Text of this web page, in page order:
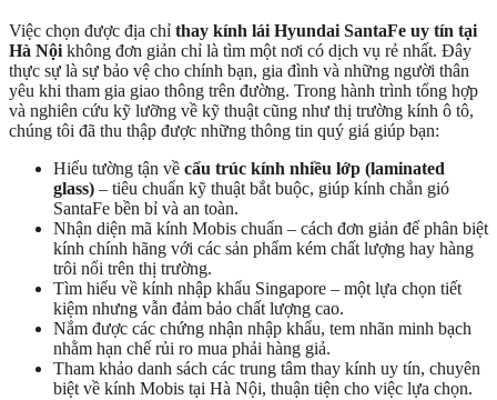
Việc chọn được địa chỉ thay kính lái Hyundai SantaFe uy tín tại
Hà Nội không đơn giản chỉ là tìm một nơi có dịch vụ rẻ nhất. Đây
thực sự là sự bảo vệ cho chính bạn, gia đình và những người thân
yêu khi tham gia giao thông trên đường. Trong hành trình tổng hợp
và nghiên cứu kỹ lưỡng về kỹ thuật cũng như thị trường kính ô tô,
chúng tôi đã thu thập được những thông tin quý giá giúp bạn:
Hiểu tường tận về cấu trúc kính nhiều lớp (laminated
glass) – tiêu chuẩn kỹ thuật bắt buộc, giúp kính chắn gió
SantaFe bền bỉ và an toàn.
Nhận diện mã kính Mobis chuẩn – cách đơn giản để phân biệt
kính chính hãng với các sản phẩm kém chất lượng hay hàng
trôi nổi trên thị trường.
Tìm hiểu về kính nhập khẩu Singapore – một lựa chọn tiết
kiệm nhưng vẫn đảm bảo chất lượng cao.
Nắm được các chứng nhận nhập khẩu, tem nhãn minh bạch
nhằm hạn chế rủi ro mua phải hàng giả.
Tham khảo danh sách các trung tâm thay kính uy tín, chuyên
biệt về kính Mobis tại Hà Nội, thuận tiện cho việc lựa chọn.